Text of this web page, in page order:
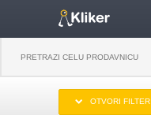
OTVORI FILTER